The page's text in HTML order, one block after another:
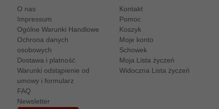
O nas
Impressum
Ogólne Warunki Handlowe
Ochrona danych
osobowych
Dostawa i platność
Warunki odstąpienie od
umowy i formularz
FAQ
Newsletter
Kontakt
Pomoc
Koszyk
Moje konto
Schowek
Moja Lista życzeń
Widoczna Lista życzeń